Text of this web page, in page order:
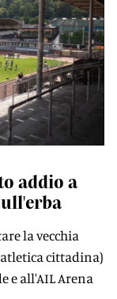
addio a
la vecchia
cittadina)
e all'AIL Arena